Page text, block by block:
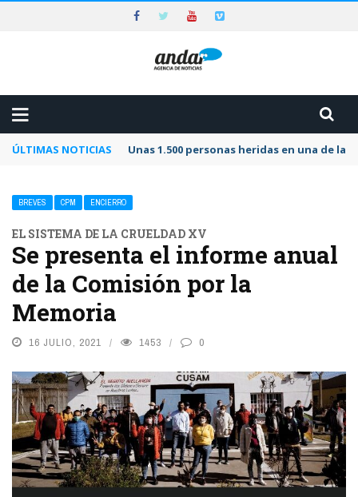
ÚLTIMAS NOTICIAS Unas 1.500 personas heridas en una de
BREVES CPM ENCIERRO
EL SISTEMA DE LA CRUELDAD XV
Se presenta el informe anual
de la Comisión por la
Memoria
16 JULIO, 2021 1453 0